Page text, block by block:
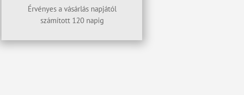
Érvényes a vásárlás napjától
számított 120 napig